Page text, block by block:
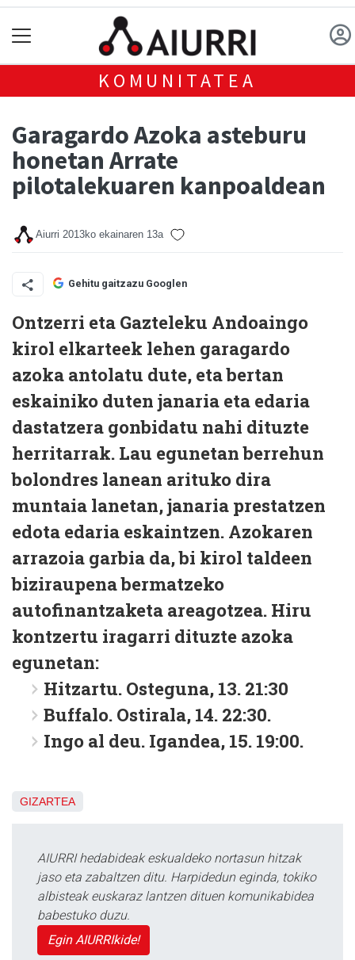
KOMUNITATEA
Garagardo Azoka asteburu
honetan Arrate
pilotalekuaren kanpoaldean
Aiurri 2013ko ekainaren 13a
Gehitu gaitzazu Googlen
Ontzerri eta Gazteleku Andoaingo
kirol elkarteek lehen garagardo
azoka antolatu dute, eta bertan
eskainiko duten janaria eta edaria
dastatzera gonbidatu nahi dituzte
herritarrak. Lau egunetan berrehun
bolondres lanean arituko dira
muntaia lanetan, janaria prestatzen
edota edaria eskaintzen. Azokaren
arrazoia garbia da, bi kirol taldeen
biziraupena bermatzeko
autofinantzaketa areagotzea. Hiru
kontzertu iragarri dituzte azoka
egunetan:
Hitzartu. Osteguna, 13. 21:30
Buffalo. Ostirala, 14. 22:30.
Ingo al deu. Igandea, 15. 19:00.
GIZARTEA
AIURRI hedabideak eskualdeko nortasun hitzak
jaso eta zabaltzen ditu. Harpidedun eginda, tokiko
albisteak euskaraz lantzen dituen komunikabidea
babestuko duzu.
Egin AIURRIkide!